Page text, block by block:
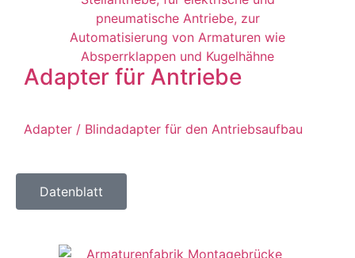
Adapter für Antriebe
Adapter / Blindadapter für den Antriebsaufbau
Datenblatt